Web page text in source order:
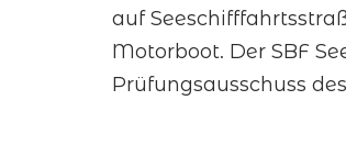
auf
Motorboot. Der SBF
Prüfungsausschuss